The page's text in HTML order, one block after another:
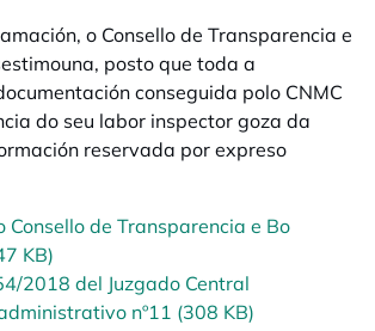
o Consello de Transparencia e
posto que toda a
conseguida polo CNMC
do seu labor inspector goza da
reservada por expreso
Consello de Transparencia e Bo
KB)
2018 del Juzgado Central
nº11 (308 KB)